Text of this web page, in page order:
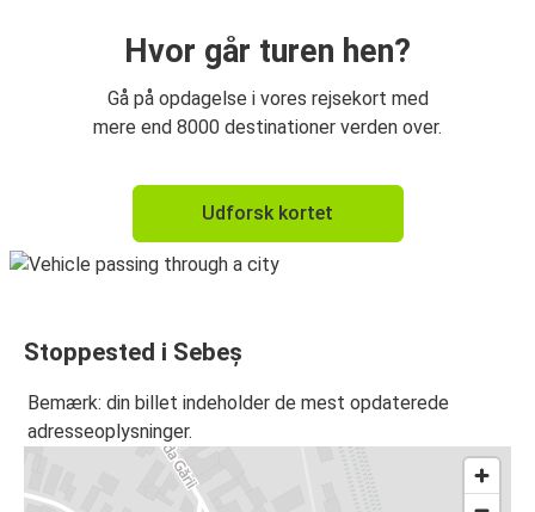
Hvor går turen hen?
Gå på opdagelse i vores rejsekort med
mere end 8000 destinationer verden over.
Udforsk kortet
Stoppested i Sebeș
Bemærk: din billet indeholder de mest opdaterede
adresseoplysninger.